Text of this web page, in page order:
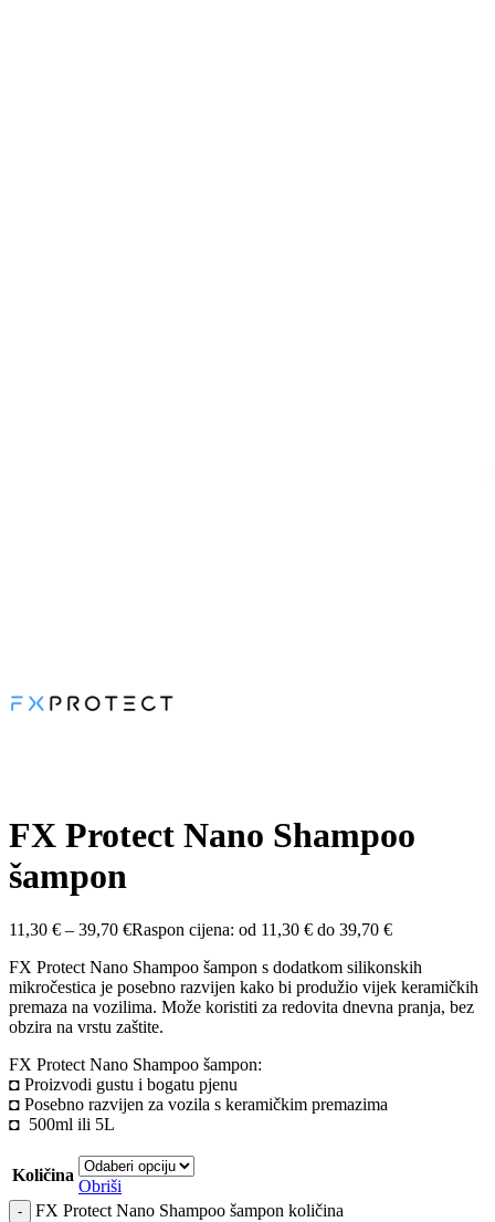
FX Protect Nano Shampoo
šampon
11,30 € – 39,70 €Raspon cijena: od 11,30 € do 39,70 €
FX Protect Nano Shampoo šampon s dodatkom silikonskih
mikročestica je posebno razvijen kako bi produžio vijek keramičkih
premaza na vozilima. Može koristiti za redovita dnevna pranja, bez
obzira na vrstu zaštite.
FX Protect Nano Shampoo šampon:
◘ Proizvodi gustu i bogatu pjenu
◘ Posebno razvijen za vozila s keramičkim premazima
◘ 500ml ili 5L
Količina
Obriši
FX Protect Nano Shampoo šampon količina